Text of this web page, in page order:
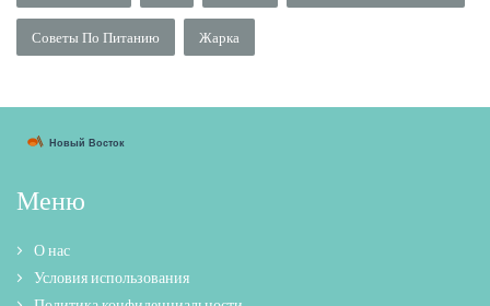
Советы По Питанию Жарка
Меню
О нас
Условия использования